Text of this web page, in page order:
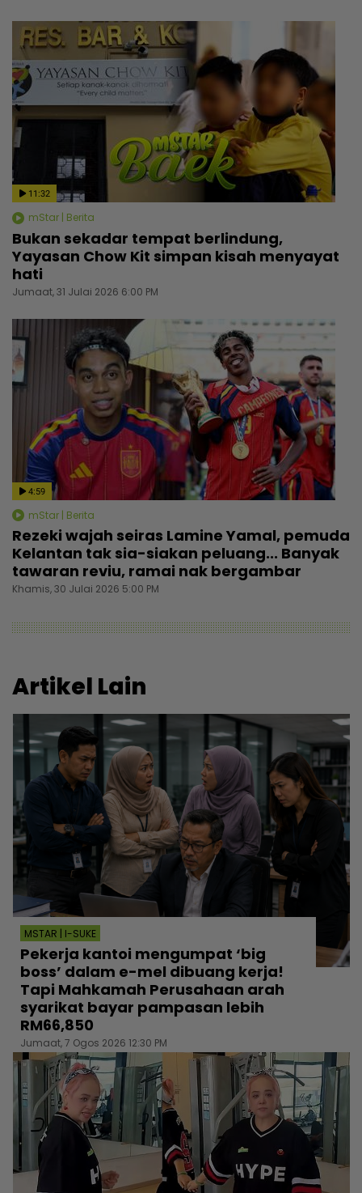
11:32
mStar | Berita
Bukan sekadar tempat berlindung,
Yayasan Chow Kit simpan kisah menyayat
hati
Jumaat, 31 Julai 2026 6:00 PM
4:59
mStar | Berita
Rezeki wajah seiras Lamine Yamal, pemuda
Kelantan tak sia-siakan peluang... Banyak
tawaran reviu, ramai nak bergambar
Khamis, 30 Julai 2026 5:00 PM
Artikel Lain
MSTAR | I-SUKE
Pekerja kantoi mengumpat ‘big
boss’ dalam e-mel dibuang kerja!
Tapi Mahkamah Perusahaan arah
syarikat bayar pampasan lebih
RM66,850
Jumaat, 7 Ogos 2026 12:30 PM